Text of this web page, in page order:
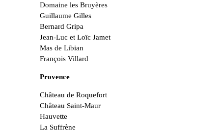
Domaine les Bruyères
Guillaume Gilles
Bernard Gripa
Jean-Luc et Loïc Jamet
Mas de Libian
François Villard
Provence
Château de Roquefort
Château Saint-Maur
Hauvette
La Suffrène